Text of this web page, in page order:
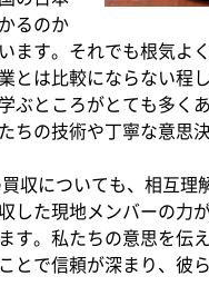
るのか
ます。それでも根気よ
とは比較にならない程
ぶところがとても多く
ちの技術や丁寧な意思
収についても、相互
した現地メンバーの力
す。私たちの意思を伝
とで信頼が深まり、彼